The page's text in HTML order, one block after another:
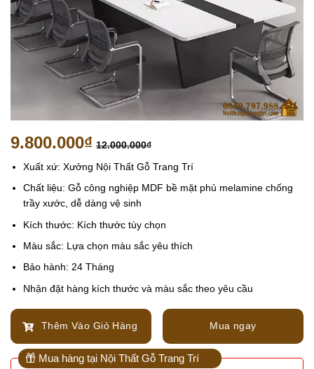
9.800.000₫ 12.000.000₫
Xuất xứ: Xưởng Nội Thất Gỗ Trang Trí
Chất liệu: Gỗ công nghiệp MDF bề mặt phủ melamine chống
trầy xước, dễ dàng vệ sinh
Kích thước: Kích thước tùy chọn
Màu sắc: Lựa chọn màu sắc yêu thích
Bảo hành: 24 Tháng
Nhận đặt hàng kích thước và màu sắc theo yêu cầu
Thêm Vào Giỏ Hàng Mua ngay
Mua hàng tại Nội Thất Gỗ Trang Trí